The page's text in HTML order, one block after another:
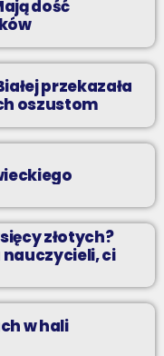
dość
przekazała
oszustom
złotych?
ci
w hali